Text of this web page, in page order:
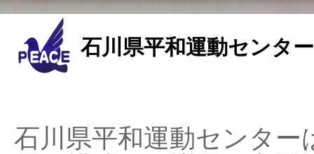
石川県平和運動センタ
石川県平和運動センタ